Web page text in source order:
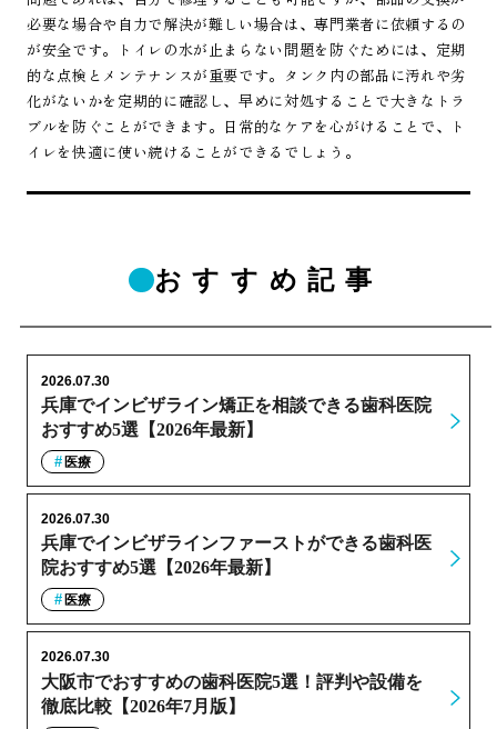
必要な場合や自力で解決が難しい場合は、専門業者に依頼するの
が安全です。トイレの水が止まらない問題を防ぐためには、定期
的な点検とメンテナンスが重要です。タンク内の部品に汚れや劣
化がないかを定期的に確認し、早めに対処することで大きなトラ
ブルを防ぐことができます。日常的なケアを心がけることで、ト
イレを快適に使い続けることができるでしょう。
おすすめ記事
兵庫でインビザライン矯正を相談できる歯科医院
おすすめ5選【2026年最新】
2026.07.30
医療
兵庫でインビザラインファーストができる歯科医
院おすすめ5選【2026年最新】
2026.07.30
医療
大阪市でおすすめの歯科医院5選！評判や設備を
徹底比較【2026年7月版】
2026.07.30